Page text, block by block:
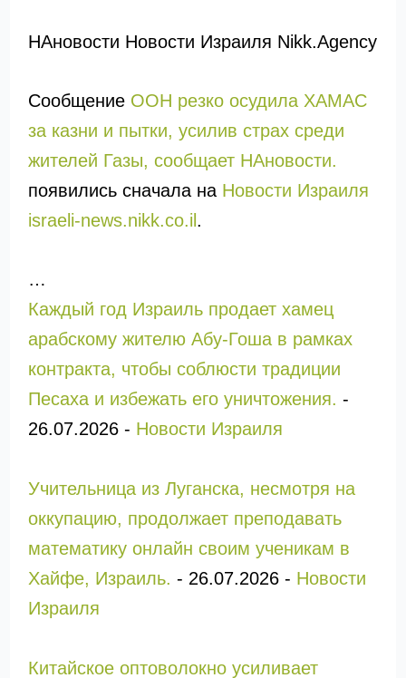
НАновости Новости Израиля Nikk.Agency
Сообщение ООН резко осудила ХАМАС
за казни и пытки, усилив страх среди
жителей Газы, сообщает НАновости.
появились сначала на Новости Израиля
israeli-news.nikk.co.il .
…
Каждый год Израиль продает хамец
арабскому жителю Абу-Гоша в рамках
контракта, чтобы соблюсти традиции
Песаха и избежать его уничтожения. -
26.07.2026- Новости Израиля
Учительница из Луганска, несмотря на
оккупацию, продолжает преподавать
математику онлайн своим ученикам в
Хайфе, Израиль. - 26.07.2026- Новости
Израиля
Китайское оптоволокно усиливает